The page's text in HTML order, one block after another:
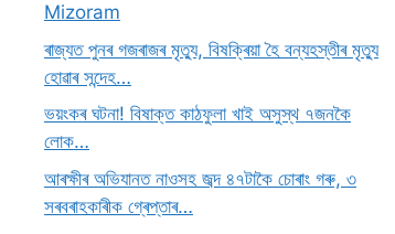
Mizoram
ৰাজ্যত পুনৰ গজৰাজৰ মৃত্যু, বিষক্ৰিয়া হৈ বন্যহস্তীৰ মৃত্যু
হোৱাৰ সন্দেহ…
ভয়ংকৰ ঘটনা! বিষাক্ত কাঠফুলা খাই অসুস্থ ৭জনকৈ
লোক…
আৰক্ষীৰ অভিযানত নাওসহ জব্দ ৪৭টাকৈ চোৰাং গৰু, ৩
সৰবৰাহকাৰীক গ্ৰেপ্তাৰ…